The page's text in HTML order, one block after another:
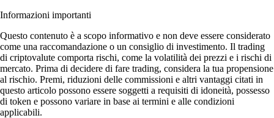
Informazioni importanti
Questo contenuto è a scopo informativo e non deve essere considerato
come una raccomandazione o un consiglio di investimento. Il trading
di criptovalute comporta rischi, come la volatilità dei prezzi e i rischi di
mercato. Prima di decidere di fare trading, considera la tua propensione
al rischio. Premi, riduzioni delle commissioni e altri vantaggi citati in
questo articolo possono essere soggetti a requisiti di idoneità, possesso
di token e possono variare in base ai termini e alle condizioni
applicabili.